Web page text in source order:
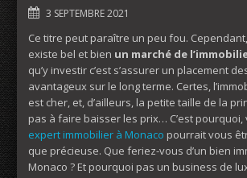
3 SEPTEMBRE 2021
Ce titre peut paraître un peu fou.
existe bel et bien un marché de
qu’y investir c’est s’assurer un placement
avantageux sur le long terme. Certes,
est cher, et, d’ailleurs, la petite taille de la
pas à faire baisser les prix… C’est
expert immobilier à Monaco pourrait vous
que précieuse. Que feriez-vous d’un bien
Monaco ? Et pourquoi pas un business de